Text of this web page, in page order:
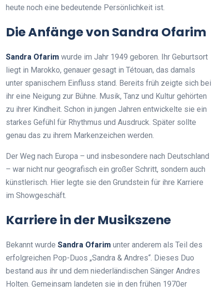
heute noch eine bedeutende Persönlichkeit ist.
Die Anfänge von Sandra Ofarim
Sandra Ofarim wurde im Jahr 1949 geboren. Ihr Geburtsort
liegt in Marokko, genauer gesagt in Tétouan, das damals
unter spanischem Einfluss stand. Bereits früh zeigte sich bei
ihr eine Neigung zur Bühne. Musik, Tanz und Kultur gehörten
zu ihrer Kindheit. Schon in jungen Jahren entwickelte sie ein
starkes Gefühl für Rhythmus und Ausdruck. Später sollte
genau das zu ihrem Markenzeichen werden.
Der Weg nach Europa – und insbesondere nach Deutschland
– war nicht nur geografisch ein großer Schritt, sondern auch
künstlerisch. Hier legte sie den Grundstein für ihre Karriere
im Showgeschäft.
Karriere in der Musikszene
Bekannt wurde Sandra Ofarim unter anderem als Teil des
erfolgreichen Pop-Duos „Sandra & Andres“. Dieses Duo
bestand aus ihr und dem niederländischen Sänger Andres
Holten. Gemeinsam landeten sie in den frühen 1970er